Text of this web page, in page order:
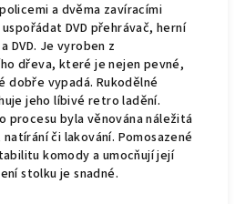
a dvěma zavíracími
DVD přehrávač, herní
DVD. Je vyroben z
dřeva, které je nejen pevné,
dobře vypadá. Rukodělné
jeho líbivé retro ladění.
procesu byla věnována náležitá
či lakování. Pomosazené
komody a umocňují její
stolku je snadné.